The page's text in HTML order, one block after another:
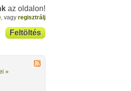
az oldalon!
, vagy regisztrálj
Feltöltés
»